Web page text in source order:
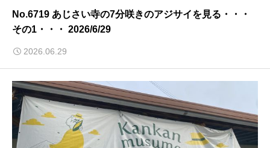
No.6719 あじさい寺の7分咲きのアジサイを見る・・・
その1・・・ 2026/6/29
2026.06.29